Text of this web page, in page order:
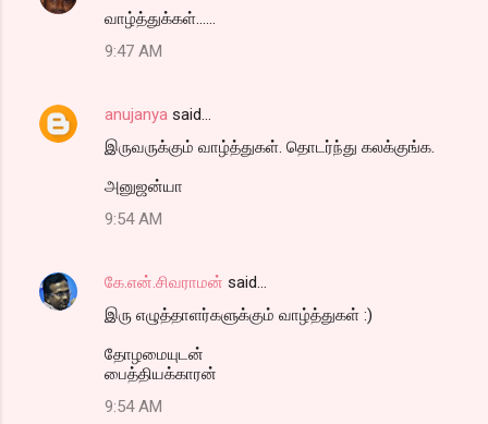
வாழ்த்துக்கள்......
9:47 AM
anujanya said…
இருவருக்கும் வாழ்த்துகள். தொடர்ந்து கலக்குங்க.
அனுஜன்யா
9:54 AM
கே.என்.சிவராமன் said…
இரு எழுத்தாளர்களுக்கும் வாழ்த்துகள் :)
தோழமையுடன்
பைத்தியக்காரன்
9:54 AM